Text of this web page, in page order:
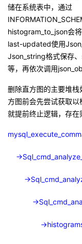
储在系统表中，通过
histogram_to_json会
last-updated使用
Json_string格式保存、
等，再依次调用
删除直方图的主要堆栈
方图前会先尝试获取
就提前终止逻辑，存在
-
-
-
-